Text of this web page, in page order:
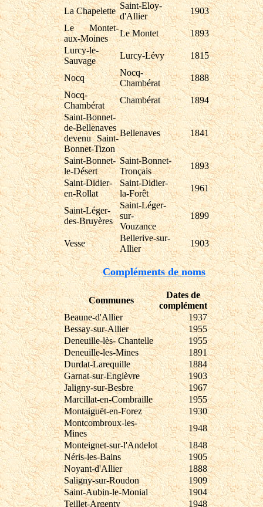
La Chapelette
Saint-Eloy-
d'Allier
1903
Le Montet-
aux-Moines
Le Montet
1893
Lurcy-le-
Sauvage
Lurcy-Lévy 1815
Nocq
Nocq-
Chambérat
1888
Nocq-
Chambérat
Chambérat
1894
Saint-Bonnet-
de-Bellenaves
devenu Saint-
Bonnet-Tizon
Bellenaves 1841
Saint-Bonnet-
le-Désert
Saint-Bonnet-
Tronçais
1893
Saint-Didier-
en-Rollat
Saint-Didier-
la-Forêt
1961
Saint-Léger-
des-Bruyères
Saint-Léger-
sur-
Vouzance
1899
Vesse
Bellerive-sur-
Allier
1903
Compléments de noms
Communes
Dates de
complément
Beaune-d'Allier
1937
Bessay-sur-Allier
1955
Deneuille-lès- Chantelle
1955
Deneuille-les-Mines
1891
Durdat-Larequille
1884
Garnat-sur-Engièvre
1903
Jaligny-sur-Besbre
1967
Marcillat-en-Combraille
1955
Montaiguët-en-Forez
1930
Montcombroux-les-
Mines
1948
Monteignet-sur-l'Andelot
1848
Néris-les-Bains
1905
Noyant-d'Allier
1888
Saligny-sur-Roudon
1909
Saint-Aubin-le-Monial
1904
Teillet-Argenty 1948